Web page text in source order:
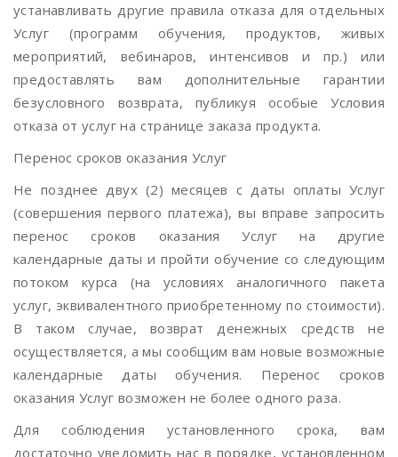
устанавливать другие правила отказа для отдельных
Услуг (программ обучения, продуктов, живых
мероприятий, вебинаров, интенсивов и пр.) или
предоставлять вам дополнительные гарантии
безусловного возврата, публикуя особые Условия
отказа от услуг на странице заказа продукта.
Перенос сроков оказания Услуг
Не позднее двух (2) месяцев с даты оплаты Услуг
(совершения первого платежа), вы вправе запросить
перенос сроков оказания Услуг на другие
календарные даты и пройти обучение со следующим
потоком курса (на условиях аналогичного пакета
услуг, эквивалентного приобретенному по стоимости).
В таком случае, возврат денежных средств не
осуществляется, а мы сообщим вам новые возможные
календарные даты обучения. Перенос сроков
оказания Услуг возможен не более одного раза.
Для соблюдения установленного срока, вам
достаточно уведомить нас в порядке, установленном